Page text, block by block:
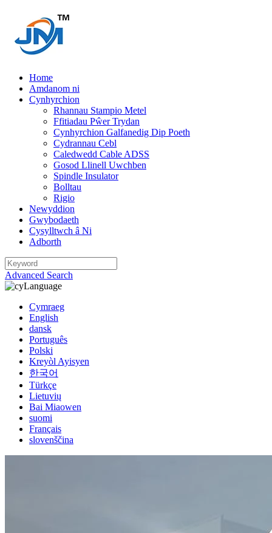
Home
Amdanom ni
Cynhyrchion
Rhannau Stampio Metel
Ffitiadau Pŵer Trydan
Cynhyrchion Galfanedig Dip Poeth
Cydrannau Cebl
Caledwedd Cable ADSS
Gosod Llinell Uwchben
Spindle Insulator
Bolltau
Rigio
Newyddion
Gwybodaeth
Cysylltwch â Ni
Adborth
Advanced Search
Language
Cymraeg
English
dansk
Português
Polski
Kreyòl Ayisyen
한국어
Türkçe
Lietuvių
Bai Miaowen
suomi
Français
slovenščina